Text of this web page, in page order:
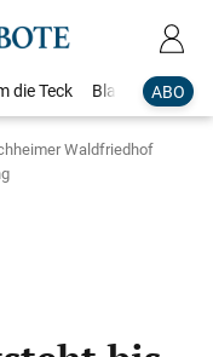
ABO
die Teck Blaulicht
Waldfriedhof